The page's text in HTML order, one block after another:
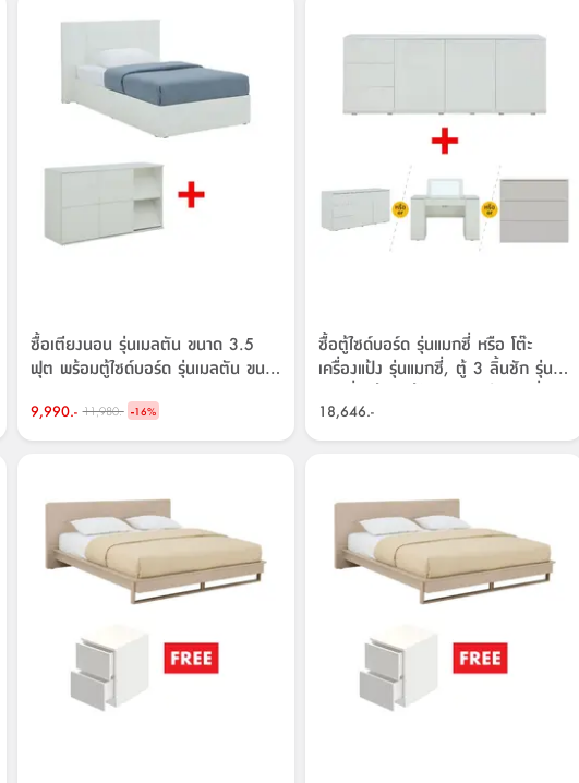
ซื้อเตียงนอน รุ่นเมลตัน ขนาด 3.5
ฟุต พร้อมตู้ไซด์บอร์ด รุ่นเมลตัน ขนาด
9,990.- 11,980.- -16%
ซื้อตู้ไซด์บอร์ด รุ่นแมกซี่ หรือ โต๊ะ
เครื่องแป้ง รุ่นแมกซี่, ตู้ 3 ลิ้นชัก รุ่น
แมกซี่ พร้อม ตู้ไซด์บอร์ด รุ่นแมกซี่
หรือ โต๊ะเครื่องแป้ง รุ่นแมกซี่, ตู้ 3 ลิ้น
ชัก ราคาพิเศษ!
18,646.-